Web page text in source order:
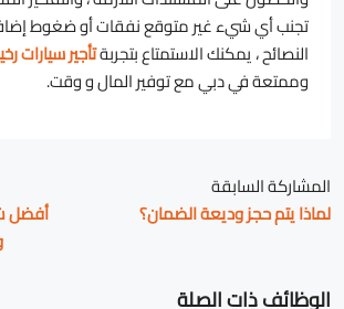
تجنب أي شيء غير متوقع نفقات أو ضغوط
النصائح ، يمكنك الاستمتاع بتجربةتأجير سيارات
وممتعة في دبي مع توفير المال و وقت.
المشاركة السابقة
لماذا يتم حجز وديعة الضمان؟
أفضل
الوظائف ذات الصلة